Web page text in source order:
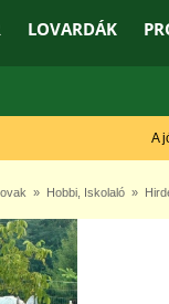
LOVARDÁK
A
» Hobbi, Iskolaló»